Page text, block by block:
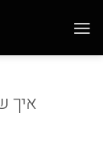
איך